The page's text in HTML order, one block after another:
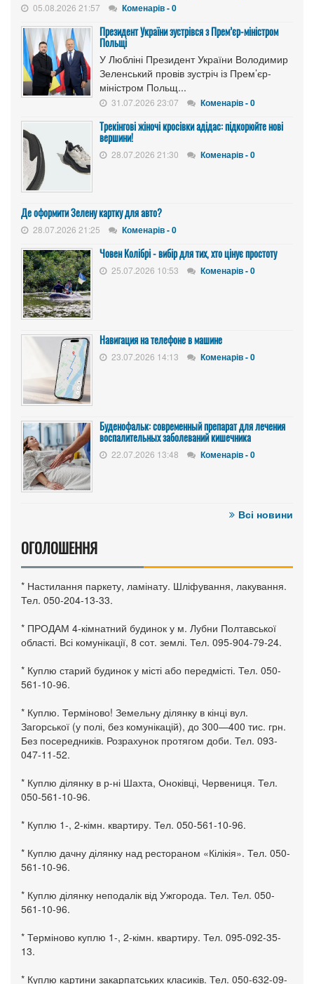
05.08.2026 21:57 Коменарів - 0
Президент України зустрівся з Прем’єр-міністром
Польщі
У Любліні Президент України Володимир
Зеленський провів зустріч із Прем’єр-
міністром Польщ...
31.07.2026 23:07 Коменарів - 0
Трекінгові жіночі кросівки адідас: підкорюйте нові
вершини!
28.07.2026 21:30 Коменарів - 0
Де оформити Зелену картку для авто?
28.07.2026 21:25 Коменарів - 0
Човен Колібрі - вибір для тих, хто цінує простоту
25.07.2026 10:53 Коменарів - 0
Навигация на телефоне в машине
23.07.2026 14:13 Коменарів - 0
Буденофальк: современный препарат для лечения
воспалительных заболеваний кишечника
22.07.2026 13:48 Коменарів - 0
Всі новини
ОГОЛОШЕННЯ
* Настилання паркету, ламінату. Шліфування, лакування.
Тел. 050-204-13-33.
* ПРОДАМ 4-кімнатний будинок у м. Лубни Полтавської
області. Всі комунікації, 8 сот. землі. Тел. 095-904-79-24.
* Куплю старий будинок у місті або передмісті. Тел. 050-
561-10-96.
* Куплю. Терміново! Земельну ділянку в кінці вул.
Загорської (у полі, без комунікацій), до 300—400 тис. грн.
Без посередників. Розрахунок протягом доби. Тел. 093-
047-11-52.
* Куплю ділянку в р-ні Шахта, Оноківці, Червениця. Тел.
050-561-10-96.
* Куплю 1-, 2-кімн. квартиру. Тел. 050-561-10-96.
* Куплю дачну ділянку над рестораном «Кілікія». Тел. 050-
561-10-96.
* Куплю ділянку неподалік від Ужгорода. Тел. Тел. 050-
561-10-96.
* Терміново куплю 1-, 2-кімн. квартиру. Тел. 095-092-35-
13.
* Куплю картини закарпатських класиків. Тел. 050-632-09-